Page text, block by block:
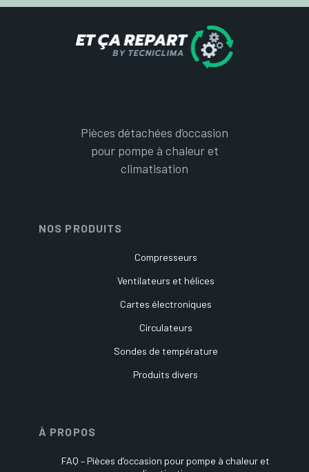
Pièces détachées d’occasion
pour pompe à chaleur et
climatisation
NOS PRODUITS
Compresseurs
Ventilateurs et hélices
Cartes électroniques
Circulateurs
Sondes de température
Produits divers
À PROPOS
FAQ – Pièces d’occasion pour pompe à chaleur et